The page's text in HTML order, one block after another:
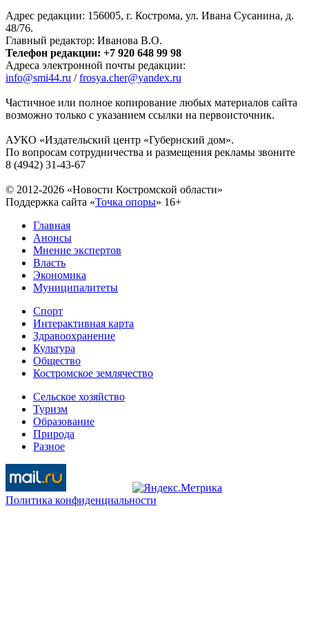
Адрес редакции: 156005, г. Кострома, ул. Ивана Сусанина, д.
48/76.
Главный редактор: Иванова В.О.
Телефон редакции: +7 920 648 99 98
Адреса электронной почты редакции:
info@smi44.ru /frosya.cher@yandex.ru
Частичное или полное копирование любых материалов сайта
возможно только с указанием ссылки на первоисточник.
АУКО «Издательский центр «Губернский дом».
По вопросам сотрудничества и размещения рекламы звоните
8 (4942) 31-43-67
© 2012-2026 «Новости Костромской области»
Поддержка сайта «Точка опоры» 16+
Главная
Анонсы
Мнение экспертов
Власть
Экономика
Муниципалитеты
Спорт
Интерактивная карта
Здравоохранение
Культура
Общество
Костромское землячество
Сельское хозяйство
Туризм
Образование
Природа
Разное
Политика конфиденциальности